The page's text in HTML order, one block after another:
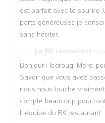
est parfait avec le sourire
parts généreuses je
sans hésiter.
Le BK restaurant
Bonjour Hedroug, Merci
Savoir que vous avez
nous nous touche
compte beaucoup pour
L'équipe du BK restaurant